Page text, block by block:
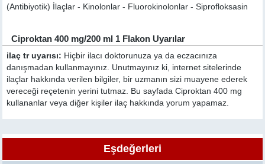
(Antibiyotik) İlaçlar - Kinolonlar - Fluorokinolonlar - Siprofloksasin
Ciproktan 400 mg/200 ml 1 Flakon Uyarılar
ilaç tr uyarısı: Hiçbir ilacı doktorunuza ya da eczacınıza
danışmadan kullanmayınız. Unutmayınız ki, internet sitelerinde
ilaçlar hakkında verilen bilgiler, bir uzmanın sizi muayene ederek
vereceği reçetenin yerini tutmaz. Bu sayfada Ciproktan 400 mg
kullananlar veya diğer kişiler ilaç hakkında yorum yapamaz.
Eşdeğerleri